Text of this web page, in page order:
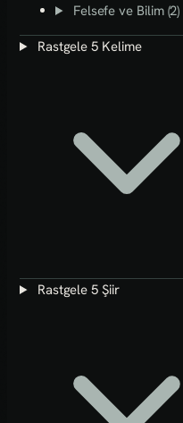
Felsefe ve Bilim (2)
Rastgele 5 Kelime
Rastgele 5 Şiir